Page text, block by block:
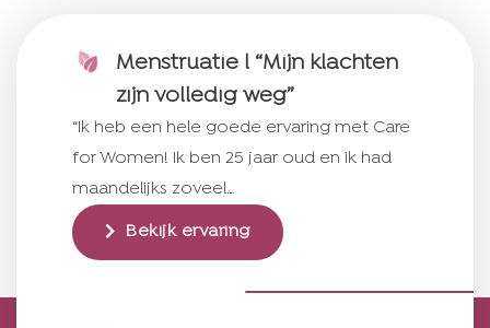
Menstruatie l “Mijn klachten
zijn volledig weg”
“Ik heb een hele goede ervaring met Care
for Women! Ik ben 25 jaar oud en ik had
maandelijks zoveel…
Bekijk ervaring